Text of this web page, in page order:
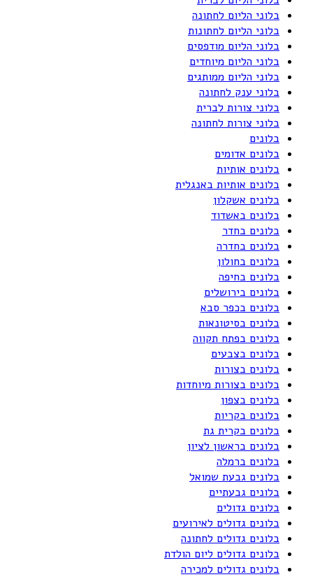
בלוני הליום לחתונה
בלוני הליום לחתונות
בלוני הליום מודפסים
בלוני הליום מיוחדים
בלוני הליום ממותגים
בלוני ענק לחתונה
בלוני צורות לברית
בלוני צורות לחתונה
בלונים
בלונים אדומים
בלונים אותיות
בלונים אותיות באנגלית
בלונים אשקלון
בלונים באשדוד
בלונים בחדר
בלונים בחדרה
בלונים בחולון
בלונים בחיפה
בלונים בירושלים
בלונים בכפר סבא
בלונים בסיטונאות
בלונים בפתח תקווה
בלונים בצבעים
בלונים בצורות
בלונים בצורות מיוחדות
בלונים בצפון
בלונים בקריות
בלונים בקרית גת
בלונים בראשון לציון
בלונים ברמלה
בלונים גבעת שמואל
בלונים גבעתיים
בלונים גדולים
בלונים גדולים לאירועים
בלונים גדולים לחתונה
בלונים גדולים ליום הולדת
בלונים גדולים למכירה